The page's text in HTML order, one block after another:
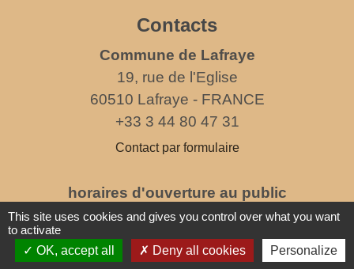
Contacts
Commune de Lafraye
19, rue de l'Eglise
60510 Lafraye - FRANCE
+33 3 44 80 47 31
Contact par formulaire
horaires d'ouverture au public
le mercredi de 17h à 19h
This site uses cookies and gives you control over what you want
to activate
OK, accept all
Deny all cookies Personalize